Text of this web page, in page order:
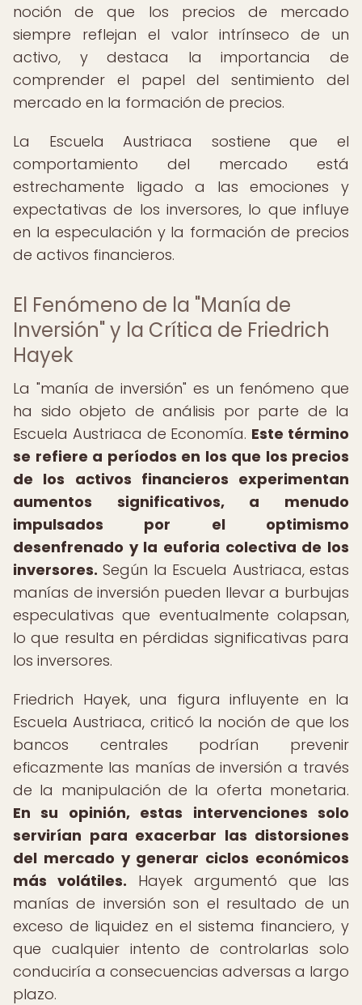
noción de que los precios de mercado
siempre reflejan el valor intrínseco de un
activo, y destaca la importancia de
comprender el papel del sentimiento del
mercado en la formación de precios.
La Escuela Austriaca sostiene que el
comportamiento del mercado está
estrechamente ligado a las emociones y
expectativas de los inversores, lo que influye
en la especulación y la formación de precios
de activos financieros.
El Fenómeno de la "Manía de
Inversión" y la Crítica de Friedrich
Hayek
La "manía de inversión" es un fenómeno que
ha sido objeto de análisis por parte de la
Escuela Austriaca de Economía. Este término
se refiere a períodos en los que los precios
de los activos financieros experimentan
aumentos significativos, a menudo
impulsados por el optimismo
desenfrenado y la euforia colectiva de los
inversores. Según la Escuela Austriaca, estas
manías de inversión pueden llevar a burbujas
especulativas que eventualmente colapsan,
lo que resulta en pérdidas significativas para
los inversores.
Friedrich Hayek, una figura influyente en la
Escuela Austriaca, criticó la noción de que los
bancos centrales podrían prevenir
eficazmente las manías de inversión a través
de la manipulación de la oferta monetaria.
En su opinión, estas intervenciones solo
servirían para exacerbar las distorsiones
del mercado y generar ciclos económicos
más volátiles. Hayek argumentó que las
manías de inversión son el resultado de un
exceso de liquidez en el sistema financiero, y
que cualquier intento de controlarlas solo
conduciría a consecuencias adversas a largo
plazo.